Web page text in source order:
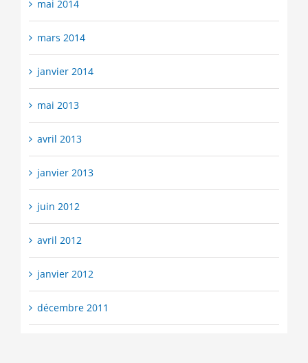
mai 2014
mars 2014
janvier 2014
mai 2013
avril 2013
janvier 2013
juin 2012
avril 2012
janvier 2012
décembre 2011